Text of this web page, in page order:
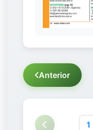
Anterior
1